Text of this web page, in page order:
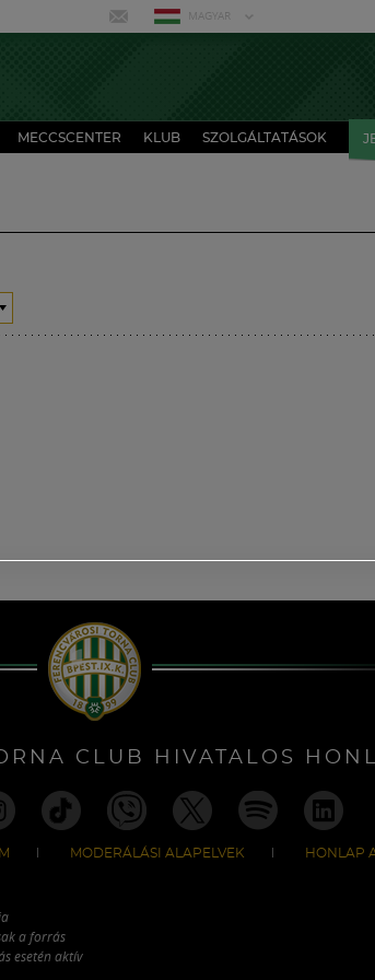
MAGYAR
MECCSCENTER KLUB SZOLGÁLTATÁSOK
CLUB HIVATALOS
MODERÁLÁSI ALAPELVEK HONLAP
a forrás
esetén aktív